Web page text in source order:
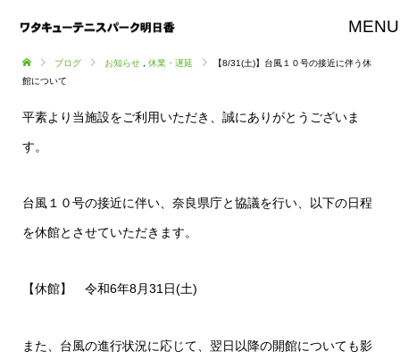
MENU
ブログ お知らせ 休業・遅延
【8/31(土)】台風１０号の接近に伴う休
館について
平素より当施設をご利用いただき、誠にありがとうございま
す。
台風１０号の接近に伴い、奈良県庁と協議を行い、以下の日程
を休館とさせていただきます。
【休館】 令和6年8月31日(土)
また、台風の進行状況に応じて、翌日以降の開館についても影